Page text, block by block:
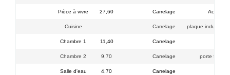
Pièce à vivre 27,60 Carrelage Accès
Cuisine Carrelage plaque induction
Chambre 1 11,40 Carrelage
Chambre 2 9,70 Carrelage porte
Salle d'eau 4,70 Carrelage